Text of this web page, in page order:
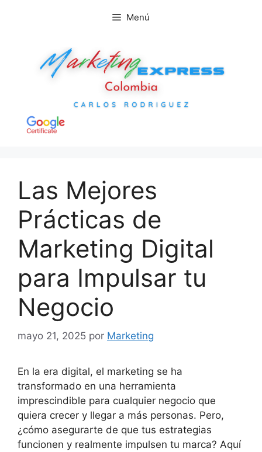
Menú
Las Mejores
Prácticas de
Marketing Digital
para Impulsar tu
Negocio
mayo 21, 2025 por Marketing
En la era digital, el marketing se ha
transformado en una herramienta
imprescindible para cualquier negocio que
quiera crecer y llegar a más personas. Pero,
¿cómo asegurarte de que tus estrategias
funcionen y realmente impulsen tu marca? Aquí